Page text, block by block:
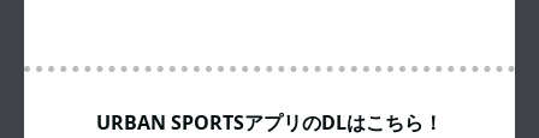
URBAN SPORTSアプリのDLはこちら！